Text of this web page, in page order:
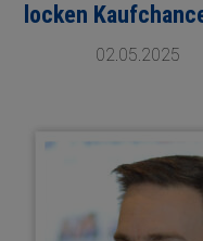
locken
02.05.2025